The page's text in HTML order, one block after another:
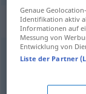
Koloss (ugs.),
Genaue
Identifikation aktiv
Informationen auf
Messung von
Entwicklung von
Liste der Partner